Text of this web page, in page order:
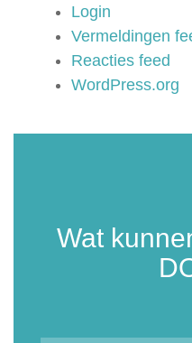
Login
Vermeldingen
Reacties feed
WordPress.org
Wat